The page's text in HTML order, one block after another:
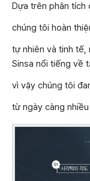
Dựa trên phân tích
chúng tôi hoàn
tự nhiên và tinh tế,
Sinsa nổi tiếng về
vì vậy chúng tôi
từ ngày càng